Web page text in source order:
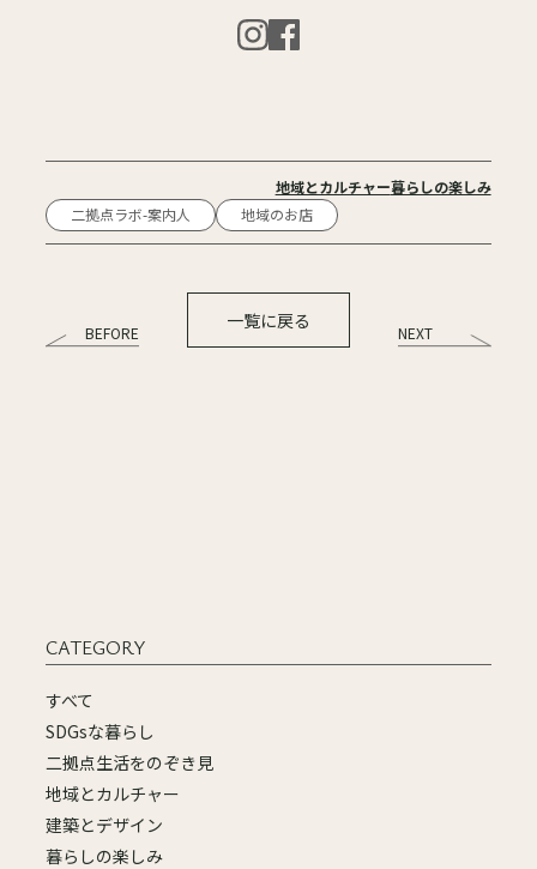
地域とカルチャー暮らしの楽しみ
二拠点ラボ-案内人
地域のお店
BEFORE
一覧に戻る
NEXT
CATEGORY
すべて
SDGsな暮らし
二拠点生活をのぞき見
地域とカルチャー
建築とデザイン
暮らしの楽しみ